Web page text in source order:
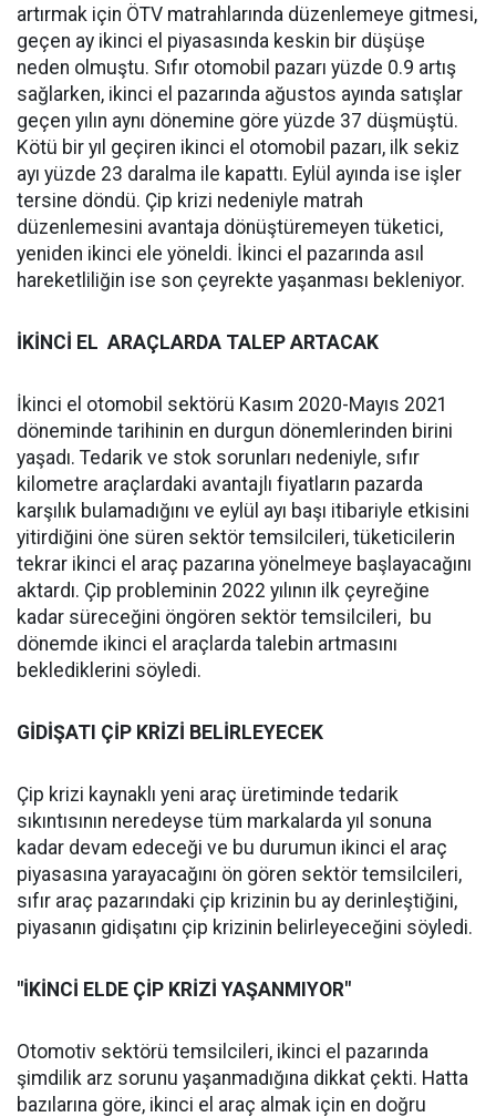
artırmak için ÖTV matrahlarında düzenlemeye gitmesi,
geçen ay ikinci el piyasasında keskin bir düşüşe
neden olmuştu. Sıfır otomobil pazarı yüzde 0.9 artış
sağlarken, ikinci el pazarında ağustos ayında satışlar
geçen yılın aynı dönemine göre yüzde 37 düşmüştü.
Kötü bir yıl geçiren ikinci el otomobil pazarı, ilk sekiz
ayı yüzde 23 daralma ile kapattı. Eylül ayında ise işler
tersine döndü. Çip krizi nedeniyle matrah
düzenlemesini avantaja dönüştüremeyen tüketici,
yeniden ikinci ele yöneldi. İkinci el pazarında asıl
hareketliliğin ise son çeyrekte yaşanması bekleniyor.
İKİNCİ EL ARAÇLARDA TALEP ARTACAK
İkinci el otomobil sektörü Kasım 2020-Mayıs 2021
döneminde tarihinin en durgun dönemlerinden birini
yaşadı. Tedarik ve stok sorunları nedeniyle, sıfır
kilometre araçlardaki avantajlı fiyatların pazarda
karşılık bulamadığını ve eylül ayı başı itibariyle etkisini
yitirdiğini öne süren sektör temsilcileri, tüketicilerin
tekrar ikinci el araç pazarına yönelmeye başlayacağını
aktardı. Çip probleminin 2022 yılının ilk çeyreğine
kadar süreceğini öngören sektör temsilcileri, bu
dönemde ikinci el araçlarda talebin artmasını
beklediklerini söyledi.
GİDİŞATI ÇİP KRİZİ BELİRLEYECEK
Çip krizi kaynaklı yeni araç üretiminde tedarik
sıkıntısının neredeyse tüm markalarda yıl sonuna
kadar devam edeceği ve bu durumun ikinci el araç
piyasasına yarayacağını ön gören sektör temsilcileri,
sıfır araç pazarındaki çip krizinin bu ay derinleştiğini,
piyasanın gidişatını çip krizinin belirleyeceğini söyledi.
"İKİNCİ ELDE ÇİP KRİZİ YAŞANMIYOR"
Otomotiv sektörü temsilcileri, ikinci el pazarında
şimdilik arz sorunu yaşanmadığına dikkat çekti. Hatta
bazılarına göre, ikinci el araç almak için en doğru